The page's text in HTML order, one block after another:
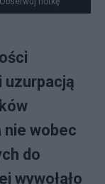
czynności
uzurpacją
nie wobec
do
wywołało